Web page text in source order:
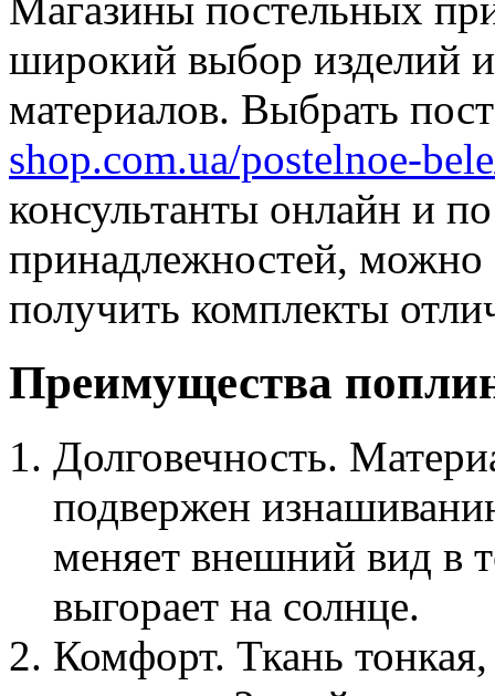
широкий выбор изделий
материалов. Выбрать
shop.com.ua/postelnoe-
консультанты онлайн и
принадлежностей, можно
получить комплекты
Преимущества
Долговечность.
подвержен
меняет внешний вид в
выгорает на солнце.
Комфорт. Ткань